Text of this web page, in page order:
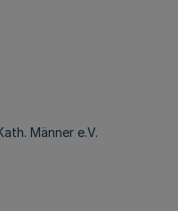
Männer e.V.